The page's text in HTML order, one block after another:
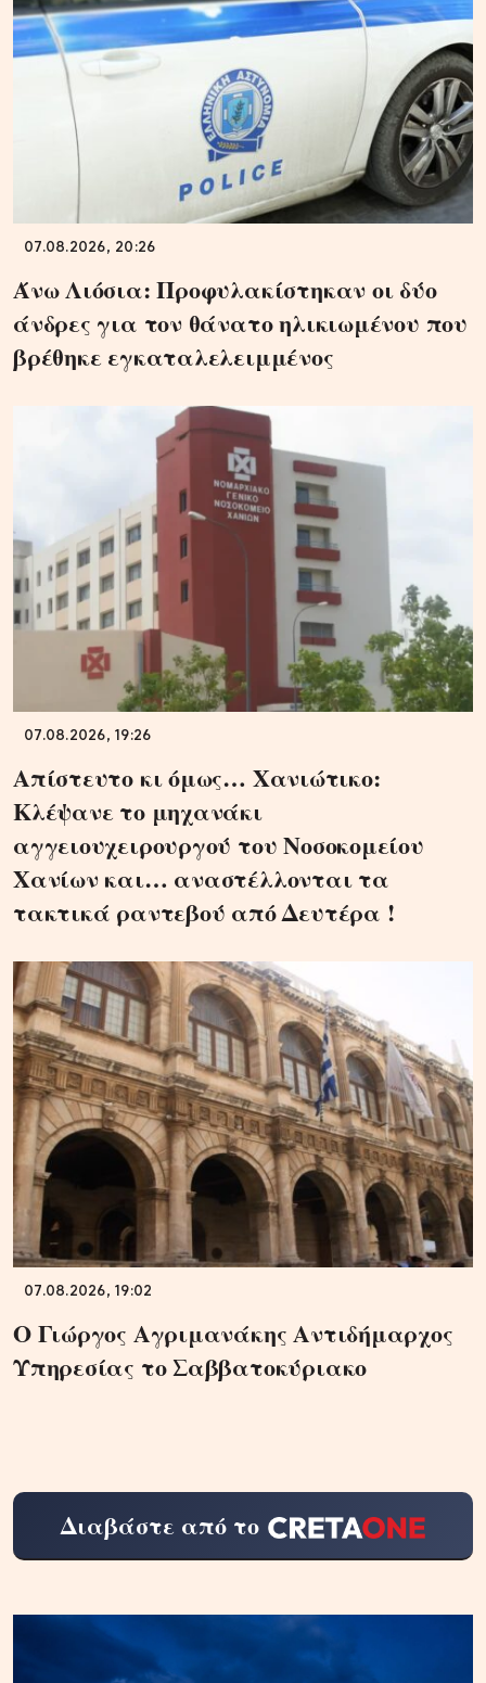
07.08.2026, 20:26
Άνω Λιόσια: Προφυλακίστηκαν οι δύο
άνδρες για τον θάνατο ηλικιωμένου που
βρέθηκε εγκαταλελειμμένος
07.08.2026, 19:26
Απίστευτο κι όμως… Χανιώτικο:
Κλέψανε το μηχανάκι
αγγειουχειρουργού του Νοσοκομείου
Χανίων και… αναστέλλονται τα
τακτικά ραντεβού από Δευτέρα !
07.08.2026, 19:02
Ο Γιώργος Αγριμανάκης Αντιδήμαρχος
Υπηρεσίας το Σαββατοκύριακο
Διαβάστε από το